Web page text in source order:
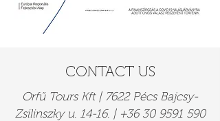
CONTACT US
Orfű Tours Kft | 7622 Pécs Bajcsy-
Zsilinszky u. 14-16. | +36 30 9591 590